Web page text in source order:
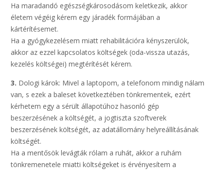
Ha maradandó egészségkárosodásom keletkezik, akkor
életem végéig kérem egy járadék formájában a
kártérítésemet.
Ha a gyógykezelésem miatt rehabilitációra kényszerülök,
akkor az ezzel kapcsolatos költségek (oda-vissza utazás,
kezelés költségei) megtérítését kérem.
3. Dologi károk: Mivel a laptopom, a telefonom mindig nálam
van, s ezek a baleset következtében tönkrementek, ezért
kérhetem egy a sérült állapotúhoz hasonló gép
beszerzésének a költségét, a jogtiszta szoftverek
beszerzésének költségét, az adatállomány helyreállításának
költségét.
Ha a mentősök levágták rólam a ruhát, akkor a ruhám
tönkremenetele miatti költségeket is érvényesítem a